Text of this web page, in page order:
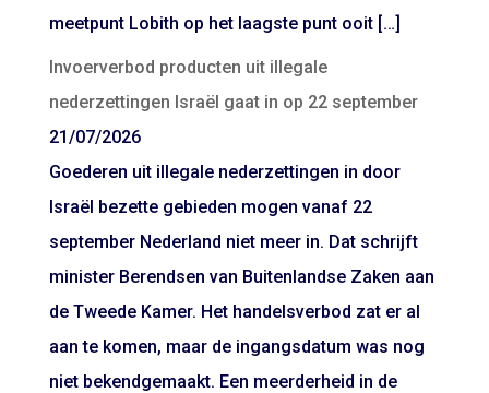
meetpunt Lobith op het laagste punt ooit […]
Invoerverbod producten uit illegale
nederzettingen Israël gaat in op 22 september
21/07/2026
Goederen uit illegale nederzettingen in door
Israël bezette gebieden mogen vanaf 22
september Nederland niet meer in. Dat schrijft
minister Berendsen van Buitenlandse Zaken aan
de Tweede Kamer. Het handelsverbod zat er al
aan te komen, maar de ingangsdatum was nog
niet bekendgemaakt. Een meerderheid in de